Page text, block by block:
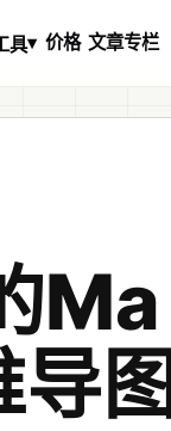
具▾ 价格 文章专栏
Ma
图